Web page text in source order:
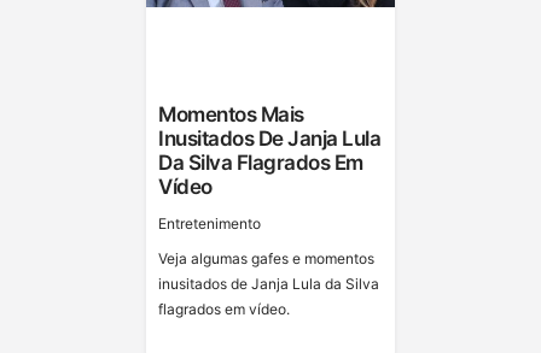
Momentos Mais
Inusitados De Janja Lula
Da Silva Flagrados Em
Vídeo
Entretenimento
Veja algumas gafes e momentos
inusitados de Janja Lula da Silva
flagrados em vídeo.